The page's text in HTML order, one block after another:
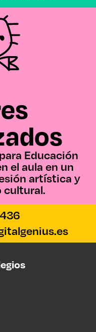
Educación
el aula en un
artística y
cultural.